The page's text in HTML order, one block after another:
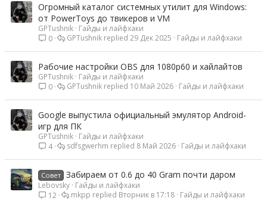
Огромный каталог системных утилит для Windows:
от PowerToys до твикеров и VM
GPTushnik Гайды и лайфхаки
0
Гайды и лайфхаки
29 Дек 2025
GPTushnik
Рабочие настройки OBS для 1080p60 и хайлайтов
GPTushnik Гайды и лайфхаки
0
Гайды и лайфхаки
10 Май 2026
GPTushnik
Google выпустила официальный эмулятор Android-
игр для ПК
GPTushnik Гайды и лайфхаки
4
Гайды и лайфхаки
8 Май 2026
sdfsgwerhm
Совет Забираем от 0.6 до 40 Gram почти даром
Lebovsky Гайды и лайфхаки
12
Гайды и лайфхаки
Вторник в 17:18
mkpp